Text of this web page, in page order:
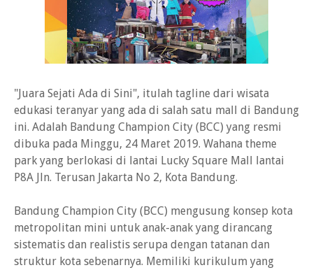
"Juara Sejati Ada di Sini", itulah tagline dari wisata
edukasi teranyar yang ada di salah satu mall di Bandung
ini. Adalah Bandung Champion City (BCC) yang resmi
dibuka pada Minggu, 24 Maret 2019. Wahana theme
park yang berlokasi di lantai Lucky Square Mall lantai
P8A Jln. Terusan Jakarta No 2, Kota Bandung.
Bandung Champion City (BCC) mengusung konsep kota
metropolitan mini untuk anak-anak yang dirancang
sistematis dan realistis serupa dengan tatanan dan
struktur kota sebenarnya. Memiliki kurikulum yang